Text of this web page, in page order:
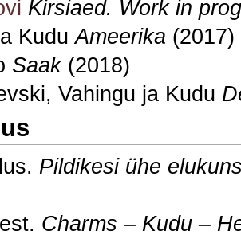
Kirsiaed. Work in
KuduAmeerika (2017)
Saak(2018)
Vahingu ja Kudu
Pildikesi ühe
Charms – Kudu –